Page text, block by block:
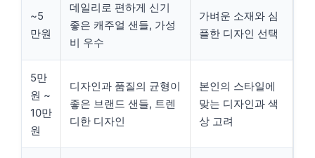
~5
만원
데일리로 편하게 신기
좋은 캐주얼 샌들, 가성
비 우수
가벼운 소재와 심
플한 디자인 선택
5만
원 ~
10만
원
디자인과 품질의 균형이
좋은 브랜드 샌들, 트렌
디한 디자인
본인의 스타일에
맞는 디자인과 색
상 고려